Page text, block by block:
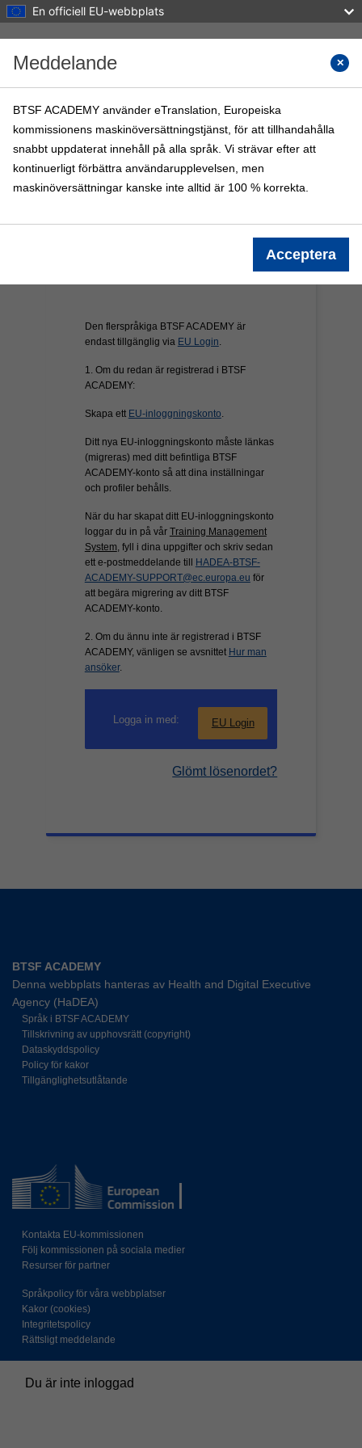
En officiell EU-webbplats
Sök i
BTSF ACADEMY
Startsida BTSF-kurser Info
Den flerspråkiga BTSF ACADEMY är
endast tillgänglig via EU Login.
1. Om du redan är registrerad i BTSF
ACADEMY:
Skapa ett EU-inloggningskonto.
Ditt nya EU-inloggningskonto måste länkas
(migreras) med ditt befintliga BTSF
ACADEMY-konto så att dina inställningar
och profiler behålls.
När du har skapat ditt EU-inloggningskonto
loggar du in på vår Training Management
System, fyll i dina uppgifter och skriv sedan
ett e-postmeddelande till
HADEA-BTSF-
ACADEMY-SUPPORT@ec.europa.eu för
att begära migrering av ditt BTSF
ACADEMY-konto.
2. Om du ännu inte är registrerad i BTSF
ACADEMY, vänligen se avsnittet Hur man
ansöker.
Logga in med: EU Login
Glömt lösenordet?
BTSF ACADEMY
Denna webbplats hanteras av Health and Digital Executive
Agency (HaDEA)
Språk i BTSF ACADEMY
Tillskrivning av upphovsrätt (copyright)
Dataskyddspolicy
Policy för kakor
Tillgänglighetsutlåtande
Kontakta EU-kommissionen
Följ kommissionen på sociala medier
Resurser för partner
Språkpolicy för våra webbplatser
Kakor (cookies)
Integritetspolicy
Rättsligt meddelande
Du är inte inloggad
Meddelande
BTSF ACADEMY använder eTranslation, Europeiska
kommissionens maskinöversättningstjänst, för att tillhandahålla
snabbt uppdaterat innehåll på alla språk. Vi strävar efter att
kontinuerligt förbättra användarupplevelsen, men
maskinöversättningar kanske inte alltid är 100 % korrekta.
Acceptera